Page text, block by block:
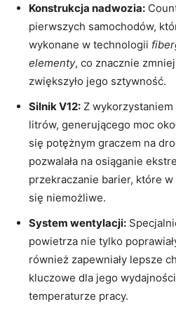
Konstrukcja nadwozia:
pierwszych samochodów,
wykonane w technologii
elementy, co znacznie
zwiększyło jego sztywność.
Silnik V12: Z
litrów, generującego moc
się potężnym graczem na
pozwalała na osiąganie
przekraczanie barier, które w
się niemożliwe.
System wentylacji:
powietrza nie tylko
również zapewniały lepsze
kluczowe dla jego
temperaturze pracy.